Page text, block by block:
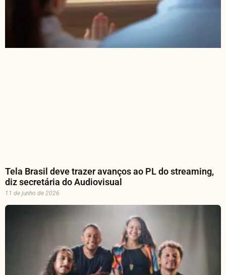
Tela Brasil deve trazer avanços ao PL do streaming,
diz secretária do Audiovisual
11 de junho de 2026